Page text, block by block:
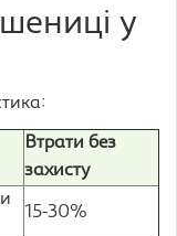
у
Втрати без
захисту
15-30%